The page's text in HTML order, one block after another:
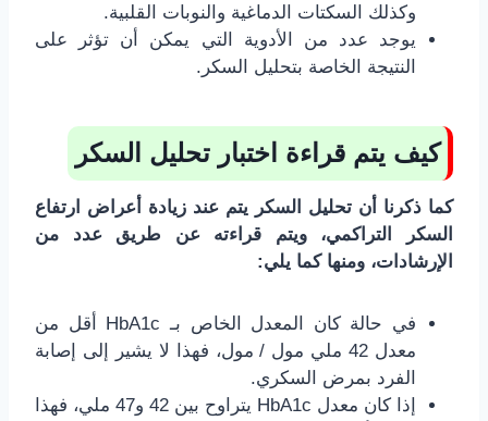
وكذلك السكتات الدماغية والنوبات القلبية.
يوجد عدد من الأدوية التي يمكن أن تؤثر على
النتيجة الخاصة بتحليل السكر.
كيف يتم قراءة اختبار تحليل السكر
كما ذكرنا أن تحليل السكر يتم عند زيادة أعراض ارتفاع
السكر التراكمي، ويتم قراءته عن طريق عدد من
الإرشادات، ومنها كما يلي:
في حالة كان المعدل الخاص بـ HbA1c أقل من
معدل 42 ملي مول / مول، فهذا لا يشير إلى إصابة
الفرد بمرض السكري.
إذا كان معدل HbA1c يتراوح بين 42 و47 ملي، فهذا